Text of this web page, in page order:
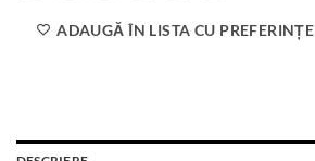
ADAUGĂ ÎN LISTA CU PREFERINȚE